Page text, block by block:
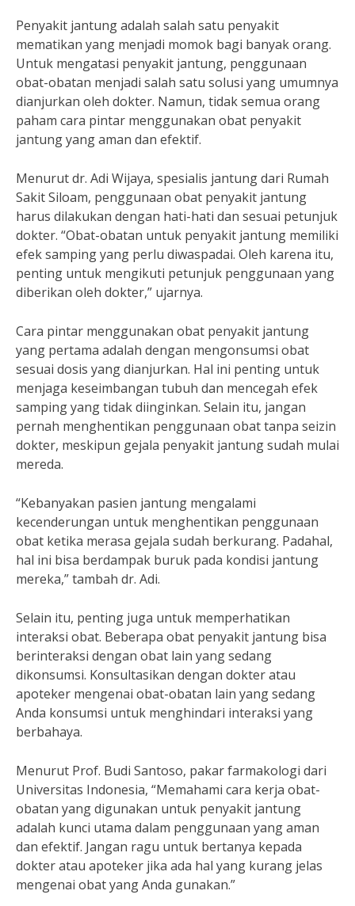
Penyakit jantung adalah salah satu penyakit
mematikan yang menjadi momok bagi banyak orang.
Untuk mengatasi penyakit jantung, penggunaan
obat-obatan menjadi salah satu solusi yang umumnya
dianjurkan oleh dokter. Namun, tidak semua orang
paham cara pintar menggunakan obat penyakit
jantung yang aman dan efektif.
Menurut dr. Adi Wijaya, spesialis jantung dari Rumah
Sakit Siloam, penggunaan obat penyakit jantung
harus dilakukan dengan hati-hati dan sesuai petunjuk
dokter. “Obat-obatan untuk penyakit jantung memiliki
efek samping yang perlu diwaspadai. Oleh karena itu,
penting untuk mengikuti petunjuk penggunaan yang
diberikan oleh dokter,” ujarnya.
Cara pintar menggunakan obat penyakit jantung
yang pertama adalah dengan mengonsumsi obat
sesuai dosis yang dianjurkan. Hal ini penting untuk
menjaga keseimbangan tubuh dan mencegah efek
samping yang tidak diinginkan. Selain itu, jangan
pernah menghentikan penggunaan obat tanpa seizin
dokter, meskipun gejala penyakit jantung sudah mulai
mereda.
“Kebanyakan pasien jantung mengalami
kecenderungan untuk menghentikan penggunaan
obat ketika merasa gejala sudah berkurang. Padahal,
hal ini bisa berdampak buruk pada kondisi jantung
mereka,” tambah dr. Adi.
Selain itu, penting juga untuk memperhatikan
interaksi obat. Beberapa obat penyakit jantung bisa
berinteraksi dengan obat lain yang sedang
dikonsumsi. Konsultasikan dengan dokter atau
apoteker mengenai obat-obatan lain yang sedang
Anda konsumsi untuk menghindari interaksi yang
berbahaya.
Menurut Prof. Budi Santoso, pakar farmakologi dari
Universitas Indonesia, “Memahami cara kerja obat-
obatan yang digunakan untuk penyakit jantung
adalah kunci utama dalam penggunaan yang aman
dan efektif. Jangan ragu untuk bertanya kepada
dokter atau apoteker jika ada hal yang kurang jelas
mengenai obat yang Anda gunakan.”